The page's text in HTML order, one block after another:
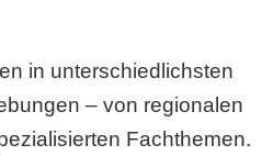
in unterschiedlichsten
– von regionalen
Fachthemen.